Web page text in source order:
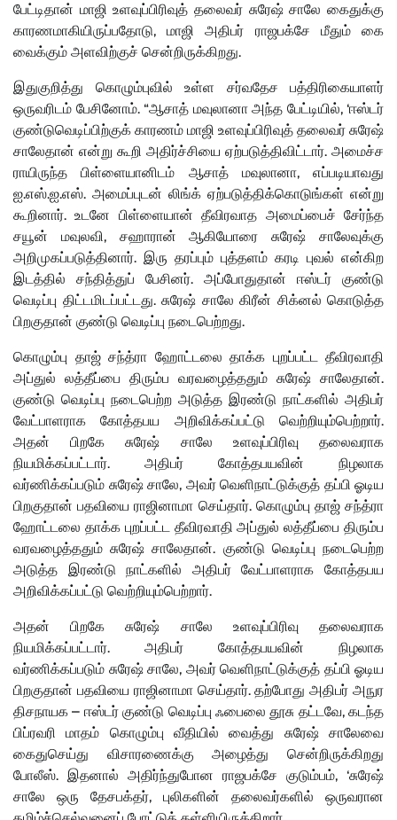
பேட்டிதான் மாஜி உளவுப்பிரிவுத் தலைவர் சுரேஷ் சாலே கைதுக்கு
காரணமாகியிருப்பதோடு, மாஜி அதிபர் ராஜபக்சே மீதும் கை
வைக்கும் அளவிற்குச் சென்றிருக்கிறது.
இதுகுறித்து கொழும்புவில் உள்ள சர்வதேச பத்திரிகையாளர்
ஒருவரிடம் பேசினோம். “ஆசாத் மவுலானா அந்த பேட்டியில், ‘ஈஸ்டர்
குண்டுவெடிப்பிற்குக் காரணம் மாஜி உளவுப்பிரிவுத் தலைவர் சுரேஷ்
சாலேதான் என்று கூறி அதிர்ச்சியை ஏற்படுத்திவிட்டார். அமைச்ச
ராயிருந்த பிள்ளையானிடம் ஆசாத் மவுலானா, எப்படியாவது
ஐ.எஸ்.ஐ.எஸ். அமைப்புடன் லிங்க் ஏற்படுத்திக்கொடுங்கள் என்று
கூறினார். உடனே பிள்ளையான் தீவிரவாத அமைப்பைச் சேர்ந்த
சயூன் மவுலவி, சஹாரான் ஆகியோரை சுரேஷ் சாலேவுக்கு
அறிமுகப்படுத்தினார். இரு தரப்பும் புத்தளம் கரடி புவல் என்கிற
இடத்தில் சந்தித்துப் பேசினர். அப்போதுதான் ஈஸ்டர் குண்டு
வெடிப்பு திட்டமிடப்பட்டது. சுரேஷ் சாலே கிரீன் சிக்னல் கொடுத்த
பிறகுதான் குண்டு வெடிப்பு நடைபெற்றது.
கொழும்பு தாஜ் சந்த்ரா ஹோட்டலை தாக்க புறப்பட்ட தீவிரவாதி
அப்துல் லத்தீப்பை திரும்ப வரவழைத்ததும் சுரேஷ் சாலேதான்.
குண்டு வெடிப்பு நடைபெற்ற அடுத்த இரண்டு நாட்களில் அதிபர்
வேட்பாளராக கோத்தபய அறிவிக்கப்பட்டு வெற்றியும்பெற்றார்.
அதன் பிறகே சுரேஷ் சாலே உளவுப்பிரிவு தலைவராக
நியமிக்கப்பட்டார். அதிபர் கோத்தபயவின் நிழலாக
வர்ணிக்கப்படும் சுரேஷ் சாலே, அவர் வெளிநாட்டுக்குத் தப்பி ஓடிய
பிறகுதான் பதவியை ராஜினாமா செய்தார். கொழும்பு தாஜ் சந்த்ரா
ஹோட்டலை தாக்க புறப்பட்ட தீவிரவாதி அப்துல் லத்தீப்பை திரும்ப
வரவழைத்ததும் சுரேஷ் சாலேதான். குண்டு வெடிப்பு நடைபெற்ற
அடுத்த இரண்டு நாட்களில் அதிபர் வேட்பாளராக கோத்தபய
அறிவிக்கப்பட்டு வெற்றியும்பெற்றார்.
அதன் பிறகே சுரேஷ் சாலே உளவுப்பிரிவு தலைவராக
நியமிக்கப்பட்டார். அதிபர் கோத்தபயவின் நிழலாக
வர்ணிக்கப்படும் சுரேஷ் சாலே, அவர் வெளிநாட்டுக்குத் தப்பி ஓடிய
பிறகுதான் பதவியை ராஜினாமா செய்தார். தற்போது அதிபர் அநுர
திசநாயக – ஈஸ்டர் குண்டு வெடிப்பு ஃபைலை தூசு தட்டவே, கடந்த
பிப்ரவரி மாதம் கொழும்பு வீதியில் வைத்து சுரேஷ் சாலேவை
கைதுசெய்து விசாரணைக்கு அழைத்து சென்றிருக்கிறது
போலீஸ். இதனால் அதிர்ந்துபோன ராஜபக்சே குடும்பம், ‘சுரேஷ்
சாலே ஒரு தேசபக்தர், புலிகளின் தலைவர்களில் ஒருவரான